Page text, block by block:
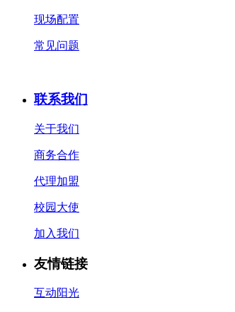
现场配置
常见问题
联系我们
关于我们
商务合作
代理加盟
校园大使
加入我们
友情链接
互动阳光